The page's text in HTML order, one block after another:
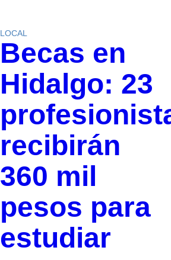
LOCAL
Becas en
Hidalgo: 23
recibirán
360 mil
pesos para
estudiar